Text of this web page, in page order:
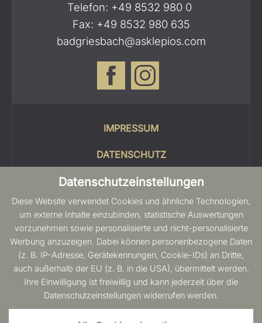
Datenschutzeinstellungen
Diese Website verwendet Cookies und ähnliche Technologien,
um externe Inhalte einzubinden, statistische Auswertungen
vorzunehmen sowie personalisierte und nicht-personalisierte
Werbung anzuzeigen. Dabei können personenbezogene Daten
(z. B. IP-Adresse, Gerätekennungen, Cookie-IDs) an Dritte,
auch außerhalb der EU (z. B. in die USA), übermittelt werden.
Ihre Einwilligung ist freiwillig und kann jederzeit über die
Datenschutzeinstellungen widerrufen werden.
Telefon: +49 8532 980 0
Fax: +49 8532 980 635
badgriesbach@asklepios.com
IMPRESSUM
DATENSCHUTZ
COOKIES
SITEMAP
BARRIEREFREIHEIT